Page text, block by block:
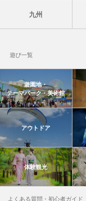
九州
遊び一覧
遊園地・
テーマパーク・美術館
アウトドア
体験観光
よくある質問・初心者ガイド